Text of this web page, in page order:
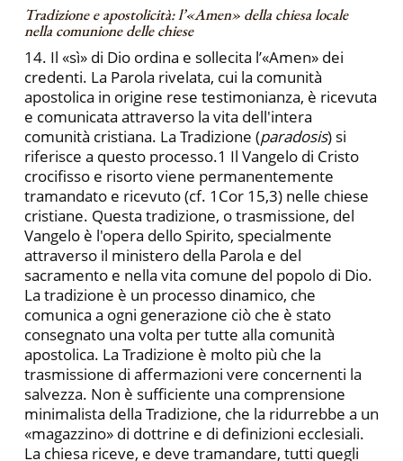
Tradizione e apostolicità: l’«Amen» della chiesa locale
nella comunione delle chiese
14. Il «sì» di Dio ordina e sollecita l’«Amen» dei
credenti. La Parola rivelata, cui la comunità
apostolica in origine rese testimonianza, è ricevuta
e comunicata attraverso la vita dell'intera
comunità cristiana. La Tradizione (paradosis) si
riferisce a questo processo.1 Il Vangelo di Cristo
crocifisso e risorto viene permanentemente
tramandato e ricevuto (cf. 1Cor 15,3) nelle chiese
cristiane. Questa tradizione, o trasmissione, del
Vangelo è l'opera dello Spirito, specialmente
attraverso il ministero della Parola e del
sacramento e nella vita comune del popolo di Dio.
La tradizione è un processo dinamico, che
comunica a ogni generazione ciò che è stato
consegnato una volta per tutte alla comunità
apostolica. La Tradizione è molto più che la
trasmissione di affermazioni vere concernenti la
salvezza. Non è sufficiente una comprensione
minimalista della Tradizione, che la ridurrebbe a un
«magazzino» di dottrine e di definizioni ecclesiali.
La chiesa riceve, e deve tramandare, tutti quegli